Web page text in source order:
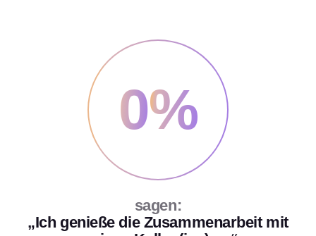
0%
sagen:
„Ich genieße die Zusammenarbeit mit